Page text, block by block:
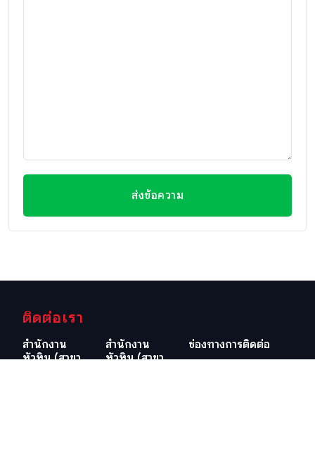
ส่งข้อความ
ติดต่อเรา
สำนักงาน
หัวหิน (สาขา
สำนักงาน
หัวหิน (สาขา
ช่องทางการติดต่อ